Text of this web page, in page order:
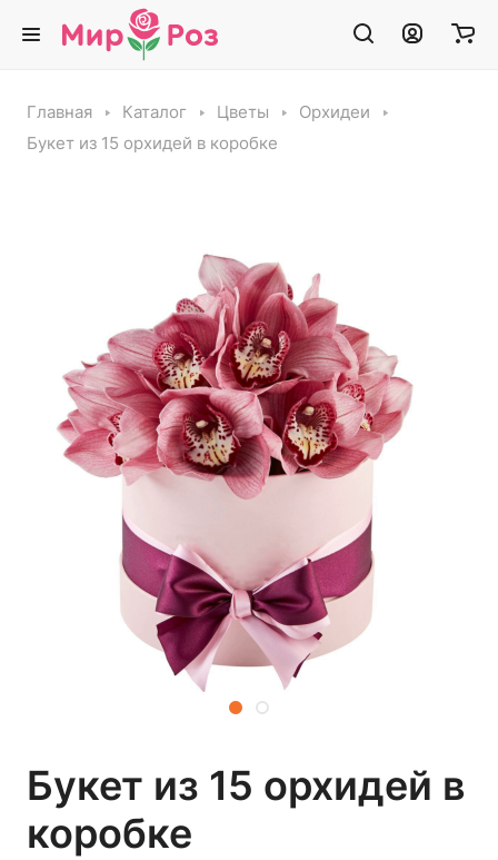
Главная Каталог Цветы
Орхидеи
Букет из 15 орхидей в коробке
Букет из 15 орхидей в
коробке